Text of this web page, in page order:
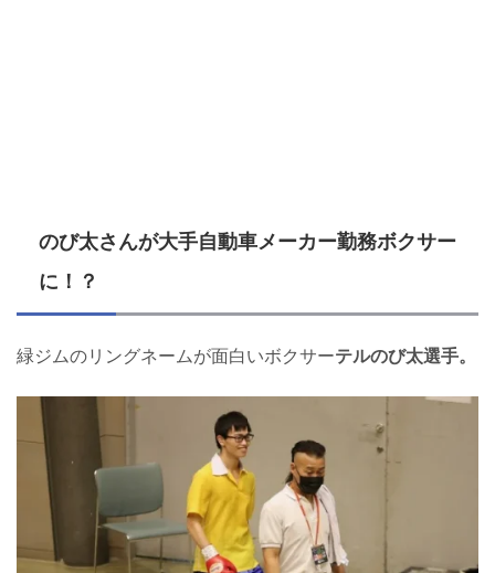
のび太さんが大手自動車メーカー勤務ボクサー
に！？
緑ジムのリングネームが面白いボクサーテルのび太選手。